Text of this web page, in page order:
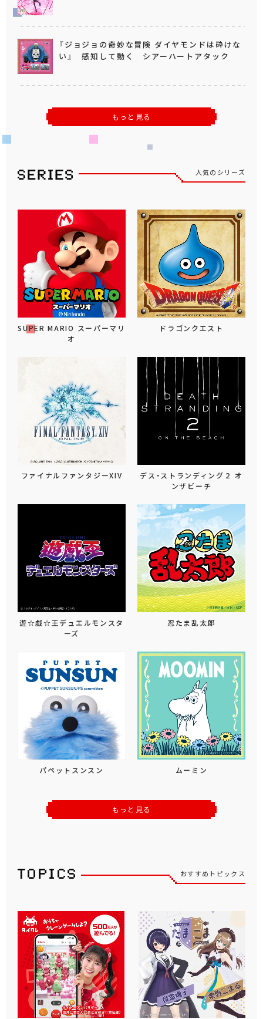
『ジョジョの奇妙な冒険 ダイヤモンドは砕けな
い』 感知して動く シアーハートアタック
もっと見る
人気のシリーズ
SUPER MARIO スーパーマリ
オ
ドラゴンクエスト
ファイナルファンタジーXIV
デス・ストランディング２ オ
ンザビーチ
遊☆戯☆王デュエルモンスタ
ーズ
忍たま乱太郎
パペットスンスン ムーミン
もっと見る
おすすめトピックス